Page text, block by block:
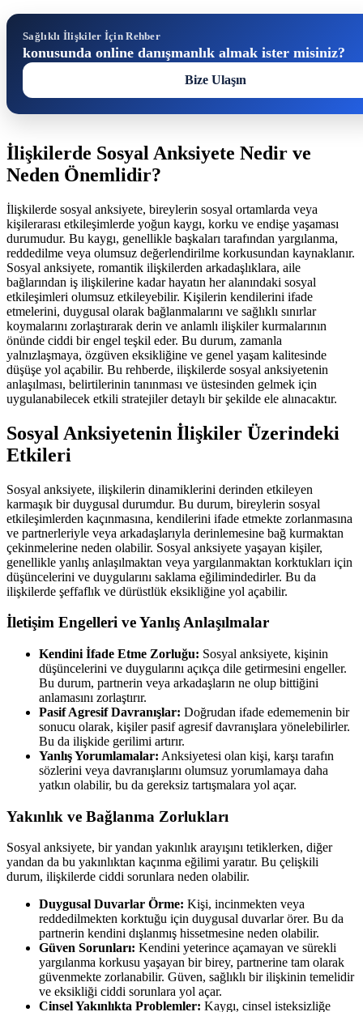
Sağlıklı İlişkiler İçin Rehber
konusunda online danışmanlık almak ister misiniz?
Bize Ulaşın
İlişkilerde Sosyal Anksiyete Nedir ve
Neden Önemlidir?
İlişkilerde sosyal anksiyete, bireylerin sosyal ortamlarda veya
kişilerarası etkileşimlerde yoğun kaygı, korku ve endişe yaşaması
durumudur. Bu kaygı, genellikle başkaları tarafından yargılanma,
reddedilme veya olumsuz değerlendirilme korkusundan kaynaklanır.
Sosyal anksiyete, romantik ilişkilerden arkadaşlıklara, aile
bağlarından iş ilişkilerine kadar hayatın her alanındaki sosyal
etkileşimleri olumsuz etkileyebilir. Kişilerin kendilerini ifade
etmelerini, duygusal olarak bağlanmalarını ve sağlıklı sınırlar
koymalarını zorlaştırarak derin ve anlamlı ilişkiler kurmalarının
önünde ciddi bir engel teşkil eder. Bu durum, zamanla
yalnızlaşmaya, özgüven eksikliğine ve genel yaşam kalitesinde
düşüşe yol açabilir. Bu rehberde, ilişkilerde sosyal anksiyetenin
anlaşılması, belirtilerinin tanınması ve üstesinden gelmek için
uygulanabilecek etkili stratejiler detaylı bir şekilde ele alınacaktır.
Sosyal Anksiyetenin İlişkiler Üzerindeki
Etkileri
Sosyal anksiyete, ilişkilerin dinamiklerini derinden etkileyen
karmaşık bir duygusal durumdur. Bu durum, bireylerin sosyal
etkileşimlerden kaçınmasına, kendilerini ifade etmekte zorlanmasına
ve partnerleriyle veya arkadaşlarıyla derinlemesine bağ kurmaktan
çekinmelerine neden olabilir. Sosyal anksiyete yaşayan kişiler,
genellikle yanlış anlaşılmaktan veya yargılanmaktan korktukları için
düşüncelerini ve duygularını saklama eğilimindedirler. Bu da
ilişkilerde şeffaflık ve dürüstlük eksikliğine yol açabilir.
İletişim Engelleri ve Yanlış Anlaşılmalar
Kendini İfade Etme Zorluğu: Sosyal anksiyete, kişinin
düşüncelerini ve duygularını açıkça dile getirmesini engeller.
Bu durum, partnerin veya arkadaşların ne olup bittiğini
anlamasını zorlaştırır.
Pasif Agresif Davranışlar: Doğrudan ifade edememenin bir
sonucu olarak, kişiler pasif agresif davranışlara yönelebilirler.
Bu da ilişkide gerilimi artırır.
Yanlış Yorumlamalar: Anksiyetesi olan kişi, karşı tarafın
sözlerini veya davranışlarını olumsuz yorumlamaya daha
yatkın olabilir, bu da gereksiz tartışmalara yol açar.
Yakınlık ve Bağlanma Zorlukları
Sosyal anksiyete, bir yandan yakınlık arayışını tetiklerken, diğer
yandan da bu yakınlıktan kaçınma eğilimi yaratır. Bu çelişkili
durum, ilişkilerde ciddi sorunlara neden olabilir.
Duygusal Duvarlar Örme: Kişi, incinmekten veya
reddedilmekten korktuğu için duygusal duvarlar örer. Bu da
partnerin kendini dışlanmış hissetmesine neden olabilir.
Güven Sorunları: Kendini yeterince açamayan ve sürekli
yargılanma korkusu yaşayan bir birey, partnerine tam olarak
güvenmekte zorlanabilir. Güven, sağlıklı bir ilişkinin temelidir
ve eksikliği ciddi sorunlara yol açar.
Cinsel Yakınlıkta Problemler: Kaygı, cinsel isteksizliğe